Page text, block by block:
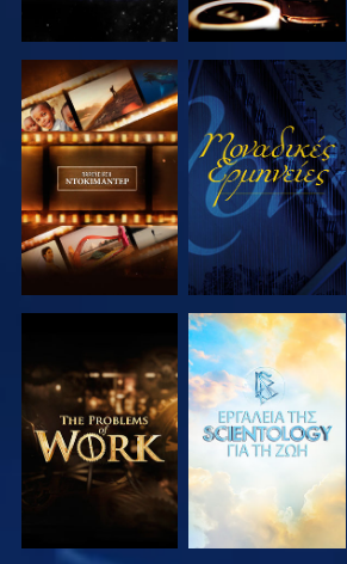
ΕΞΕΡΕΥΝΗΣΤΕ
ΤΗ ΣΕΙΡΑ
ΠΑΡΑΚΟΛΟΥΘΗΣΤΕ
ΕΞΕΡΕΥΝΗΣΤΕ
ΤΗ ΣΕΙΡΑ
ΕΞΕΡΕΥΝΗΣΤΕ
ΤΗ ΣΕΙΡΑ